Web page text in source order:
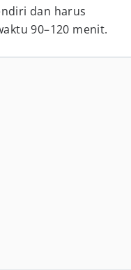
dan harus
90–120 menit.